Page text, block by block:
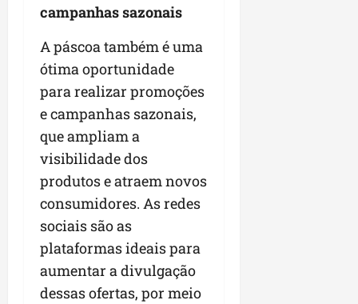
campanhas sazonais
A páscoa também é uma
ótima oportunidade
para realizar promoções
e campanhas sazonais,
que ampliam a
visibilidade dos
produtos e atraem novos
consumidores. As redes
sociais são as
plataformas ideais para
aumentar a divulgação
dessas ofertas, por meio